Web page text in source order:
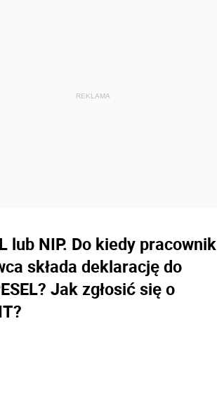
lub NIP. Do kiedy pracownik
składa deklarację do
Jak zgłosić się o